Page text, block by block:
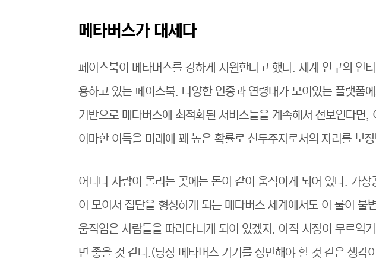
메타버스가 대세다
페이스북이 메타버스를 강하게 지원한다고 했다. 세계 인구의 인
용하고 있는 페이스북. 다양한 인종과 연령대가 모여있는 플랫폼
기반으로 메타버스에 최적화된 서비스들을 계속해서 선보인다면,
어마한 이득을 미래에 꽤 높은 확률로 선두주자로서의 자리를 보
어디나 사람이 몰리는 곳에는 돈이 같이 움직이게 되어 있다. 가
이 모여서 집단을 형성하게 되는 메타버스 세계에서도 이 룰이 불
움직임은 사람들을 따라다니게 되어 있겠지. 아직 시장이 무르익
면 좋을 것 같다.(당장 메타버스 기기를 장만해야 할 것 같은 생각